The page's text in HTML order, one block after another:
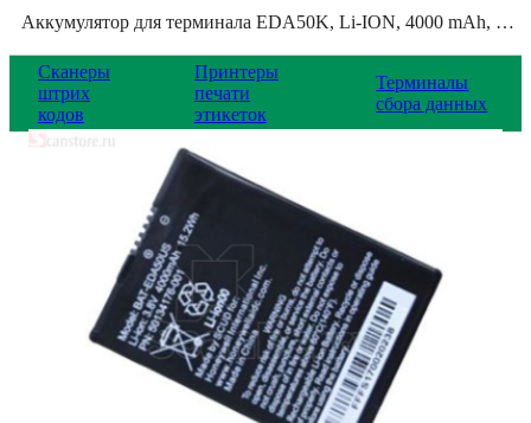
Аккумулятор для терминала EDA50K, Li-ION, 4000 mAh, BAT-EDA50K-1
Сканеры
штрих
кодов
Принтеры
печати
этикеток
Терминалы
сбора данных